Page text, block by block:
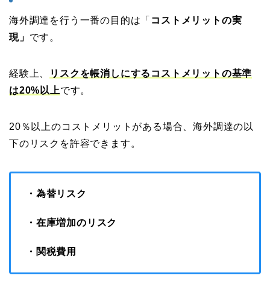
海外調達を行う一番の目的は「 コストメリットの実
現」 です。
経験上、
リスクを帳消しにするコストメリットの基準
は20%以上です。
20％以上のコストメリットがある場合、海外調達の以
下のリスクを許容できます。
・為替リスク
・在庫増加のリスク
・関税費用